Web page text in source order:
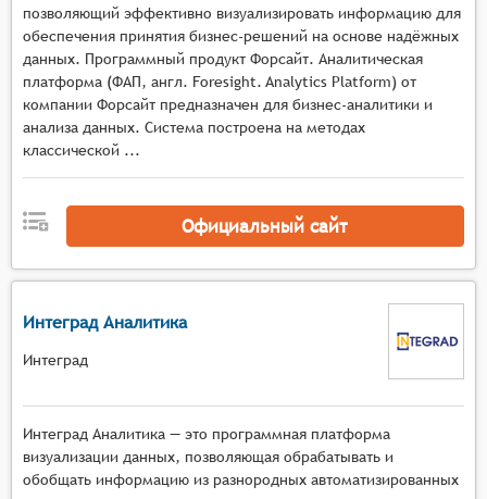
позволяющий эффективно визуализировать информацию для
обеспечения принятия бизнес-решений на основе надёжных
данных. Программный продукт Форсайт. Аналитическая
платформа (ФАП, англ. Foresight. Analytics Platform) от
компании Форсайт предназначен для бизнес-аналитики и
анализа данных. Система построена на методах
классической ...
Официальный сайт
Интеград Аналитика
Интеград
Интеград Аналитика — это программная платформа
визуализации данных, позволяющая обрабатывать и
обобщать информацию из разнородных автоматизированных